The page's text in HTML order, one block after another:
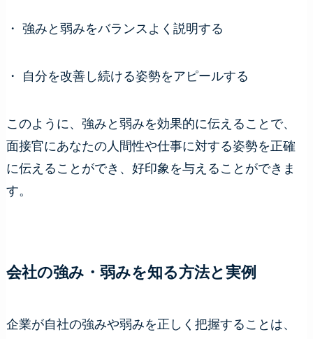
・ 強みと弱みをバランスよく説明する
・ 自分を改善し続ける姿勢をアピールする
このように、強みと弱みを効果的に伝えることで、
面接官にあなたの人間性や仕事に対する姿勢を正確
に伝えることができ、好印象を与えることができま
す。
会社の強み・弱みを知る方法と実例
企業が自社の強みや弱みを正しく把握することは、